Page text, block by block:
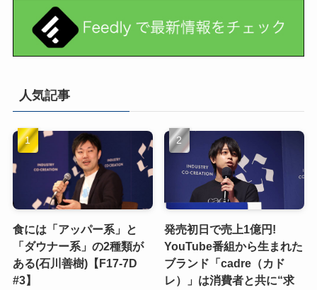
人気記事
食には「アッパー系」と
「ダウナー系」の2種類が
ある(石川善樹)【F17-7D
#3】
発売初日で売上1億円!
YouTube番組から生まれた
ブランド「cadre（カド
レ）」は消費者と共に“求